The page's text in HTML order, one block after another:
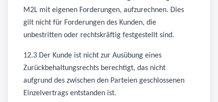
M2L mit eigenen Forderungen, aufzurechnen. Dies
gilt nicht für Forderungen des Kunden, die
unbestritten oder rechtskräftig festgestellt sind.
12.3 Der Kunde ist nicht zur Ausübung eines
Zurückbehaltungsrechts berechtigt, das nicht
aufgrund des zwischen den Parteien geschlossenen
Einzelvertrags entstanden ist.